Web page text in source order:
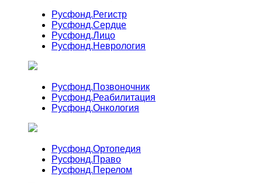
Русфонд.Регистр
Русфонд.Сердце
Русфонд.Лицо
Русфонд.Неврология
Русфонд.Позвоночник
Русфонд.Реабилитация
Русфонд.Онкология
Русфонд.Ортопедия
Русфонд.Право
Русфонд.Перелом